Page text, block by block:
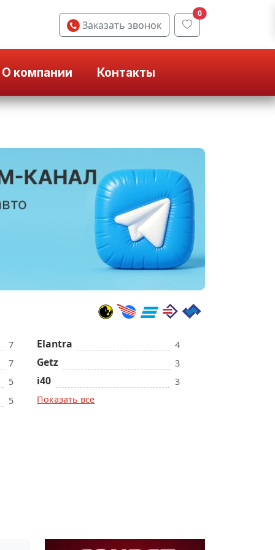
Заказать звонок
0
О компании Контакты
7
7
5
5
Elantra 4
Getz 3
i40
3
Показать все